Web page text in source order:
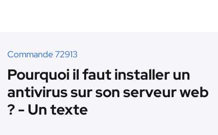
Commande 72913
Pourquoi il faut installer un
antivirus sur son serveur web
? - Un texte